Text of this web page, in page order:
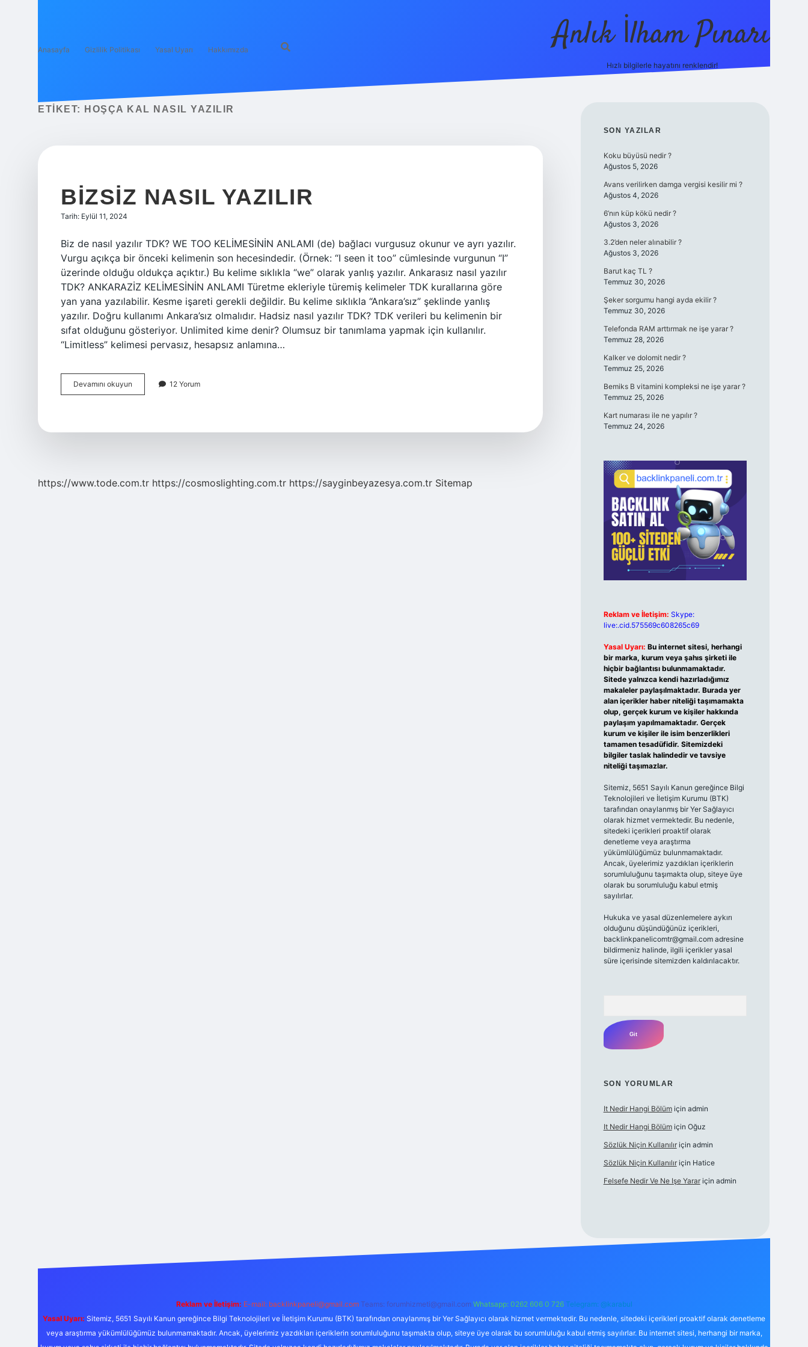
Anasayfa Gizlilik Politikası Yasal Uyarı Hakkımızda Anlık İlham Pınarı
Hızlı bilgilerle hayatını renklendir!
ETIKET: HOŞÇA KAL NASIL YAZILIR
BIZSIZ NASIL YAZILIR
Tarih: Eylül 11, 2024
Biz de nasıl yazılır TDK? WE TOO KELİMESİNİN ANLAMI (de) bağlacı vurgusuz okunur ve ayrı yazılır.
Vurgu açıkça bir önceki kelimenin son hecesindedir. (Örnek: “I seen it too” cümlesinde vurgunun “I”
üzerinde olduğu oldukça açıktır.) Bu kelime sıklıkla “we” olarak yanlış yazılır. Ankarasız nasıl yazılır
TDK? ANKARAZİZ KELİMESİNİN ANLAMI Türetme ekleriyle türemiş kelimeler TDK kurallarına göre
yan yana yazılabilir. Kesme işareti gerekli değildir. Bu kelime sıklıkla “Ankara’sız” şeklinde yanlış
yazılır. Doğru kullanımı Ankara’sız olmalıdır. Hadsiz nasıl yazılır TDK? TDK verileri bu kelimenin bir
sıfat olduğunu gösteriyor. Unlimited kime denir? Olumsuz bir tanımlama yapmak için kullanılır.
“Limitless” kelimesi pervasız, hesapsız anlamına…
Devamını okuyun
Nasıl
12 Yorum
https://www.tode.com.tr https://cosmoslighting.com.tr https://sayginbeyazesya.com.tr Sitemap
SIDEBAR
SON YAZILAR
Koku büyüsü nedir ?
Ağustos 5, 2026
Avans verilirken damga vergisi kesilir mi ?
Ağustos 4, 2026
6’nın küp kökü nedir ?
Ağustos 3, 2026
3.2’den neler alınabilir ?
Ağustos 3, 2026
Barut kaç TL ?
Temmuz 30, 2026
Şeker sorgumu hangi ayda ekilir ?
Temmuz 30, 2026
Telefonda RAM arttırmak ne işe yarar ?
Temmuz 28, 2026
Kalker ve dolomit nedir ?
Temmuz 25, 2026
Bemiks B vitamini kompleksi ne işe yarar ?
Temmuz 25, 2026
Kart numarası ile ne yapılır ?
Temmuz 24, 2026
Reklam ve İletişim: Skype:
live:.cid.575569c608265c69
Yasal Uyarı: Bu internet sitesi, herhangi
bir marka, kurum veya şahıs şirketi ile
hiçbir bağlantısı bulunmamaktadır.
Sitede yalnızca kendi hazırladığımız
makaleler paylaşılmaktadır. Burada yer
alan içerikler haber niteliği taşımamakta
olup, gerçek kurum ve kişiler hakkında
paylaşım yapılmamaktadır. Gerçek
kurum ve kişiler ile isim benzerlikleri
tamamen tesadüfidir. Sitemizdeki
bilgiler taslak halindedir ve tavsiye
niteliği taşımazlar.
Sitemiz, 5651 Sayılı Kanun gereğince Bilgi
Teknolojileri ve İletişim Kurumu (BTK)
tarafından onaylanmış bir Yer Sağlayıcı
olarak hizmet vermektedir. Bu nedenle,
sitedeki içerikleri proaktif olarak
denetleme veya araştırma
yükümlülüğümüz bulunmamaktadır.
Ancak, üyelerimiz yazdıkları içeriklerin
sorumluluğunu taşımakta olup, siteye üye
olarak bu sorumluluğu kabul etmiş
sayılırlar.
Hukuka ve yasal düzenlemelere aykırı
olduğunu düşündüğünüz içerikleri,
backlinkpanelicomtr@gmail.comadresine
bildirmeniz halinde, ilgili içerikler yasal
süre içerisinde sitemizden kaldırılacaktır.
SON YORUMLAR
It Nedir Hangi Bölümiçin admin
It Nedir Hangi Bölümiçin Oğuz
Sözlük Niçin Kullanılıriçin admin
Sözlük Niçin Kullanılıriçin Hatice
Felsefe Nedir Ve Ne Işe Yarariçin admin
Reklam ve İletişim: E-mail: backlinkpaneli@gmail.com Teams: forumhizmeti@gmail.com Whatsapp: 0262 606 0 726 Telegram: @karabul
Yasal Uyarı: Sitemiz, 5651 Sayılı Kanun gereğince Bilgi Teknolojileri ve İletişim Kurumu (BTK) tarafından onaylanmış bir Yer Sağlayıcı olarak hizmet vermektedir. Bu nedenle, sitedeki içerikleri proaktif olarak denetleme
veya araştırma yükümlülüğümüz bulunmamaktadır. Ancak, üyelerimiz yazdıkları içeriklerin sorumluluğunu taşımakta olup, siteye üye olarak bu sorumluluğu kabul etmiş sayılırlar. Bu internet sitesi, herhangi bir marka,